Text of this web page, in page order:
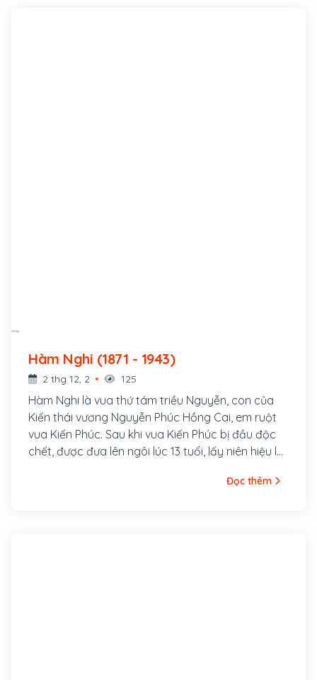
Hàm Nghi (1871 - 1943)
2 thg 12, 2 125
Hàm Nghi là vua thứ tám triều Nguyễn, con của
Kiến thái vương Nguyễn Phúc Hồng Cai, em ruột
vua Kiến Phúc. Sau khi vua Kiến Phúc bị đầu độc
chết, được đưa lên ngôi lúc 13 tuổi, lấy niên hiệu là
Đọc thêm